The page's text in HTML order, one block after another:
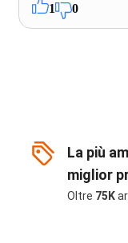
1 0
La più
miglior
Oltre 75K